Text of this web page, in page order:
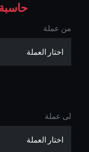
من عملة
لى عملة